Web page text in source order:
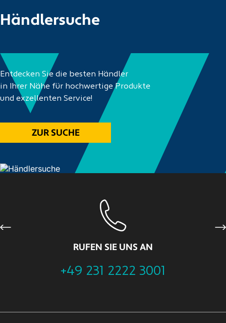
Händlersuche
Entdecken Sie die besten Händler
in Ihrer Nähe für hochwertige Produkte
und exzellenten Service!
ZUR SUCHE
RUFEN SIE UNS AN
+49 231 2222 3001
Previous